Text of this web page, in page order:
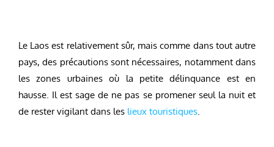
Le Laos est relativement sûr, mais comme dans tout autre
pays, des précautions sont nécessaires, notamment dans
les zones urbaines où la petite délinquance est en
hausse. Il est sage de ne pas se promener seul la nuit et
de rester vigilant dans les lieux touristiques